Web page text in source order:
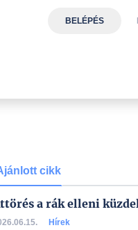
cikk
a rák elleni
Hírek
BELÉPÉS